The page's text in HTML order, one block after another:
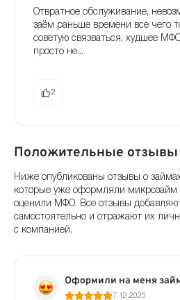
Отвратное обслуживание,
заём раньше времени все чего
советую связваться, худшее
просто не...
2
Положительные
Ниже опубликованы отзывы о
которые уже оформляли микрозайм
оценили МФО. Все отзывы
самостоятельно и отражают их
с компанией.
Оформили на меня
7.12.2025